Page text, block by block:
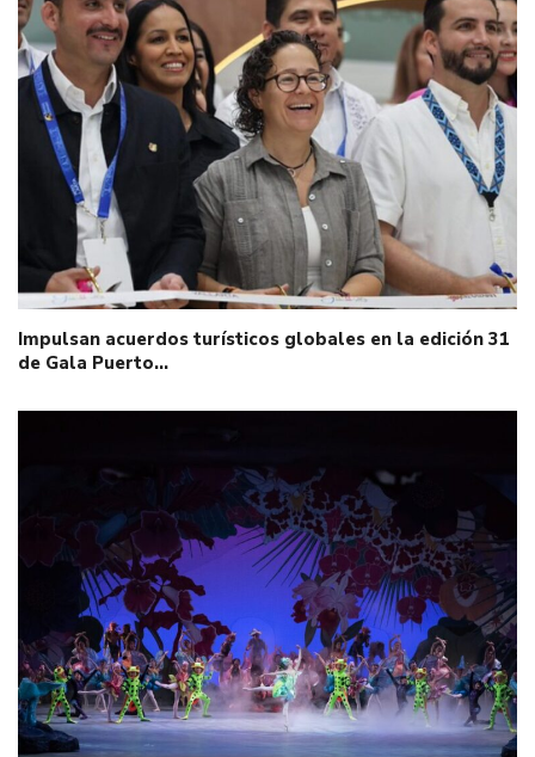
Impulsan acuerdos turísticos globales en la edición 31
de Gala Puerto…